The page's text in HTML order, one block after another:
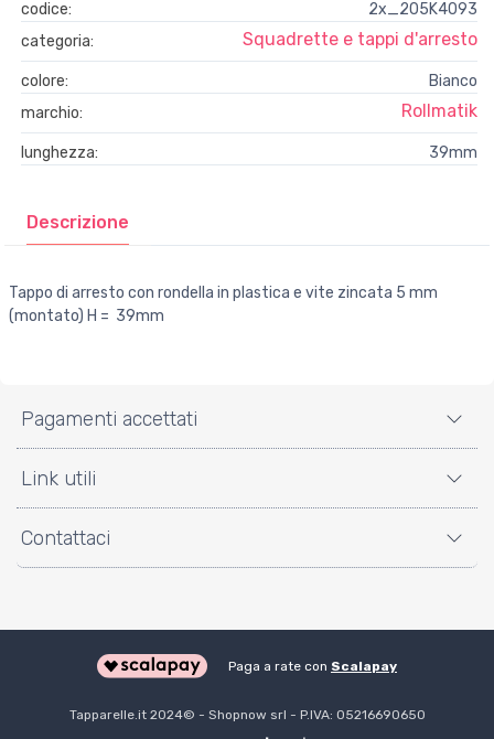
codice:
2x_205K4093
categoria:
Squadrette e tappi d'arresto
colore:
Bianco
marchio:
Rollmatik
lunghezza: 39mm
Descrizione
Tappo di arresto con rondella in plastica e vite zincata 5 mm
(montato) H = 39mm
Pagamenti accettati
Link utili
Contattaci
Paga a rate con Scalapay
Tapparelle.it 2024©️ - Shopnow srl - P.IVA: 05216690650